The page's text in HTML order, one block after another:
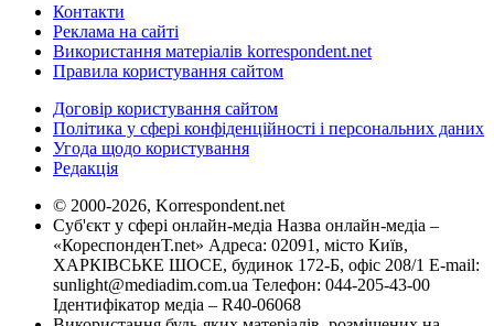
Контакти
Реклама на сайті
Використання матеріалів korrespondent.net
Правила користування сайтом
Договір користування сайтом
Політика у сфері конфіденційності і персональних даних
Угода щодо користування
Редакція
© 2000-2026, Korrespondent.net
Суб'єкт у сфері онлайн-медіа Назва онлайн-медіа –
«КореспонденТ.net» Адреса: 02091, місто Київ,
ХАРКІВСЬКЕ ШОСЕ, будинок 172-Б, офіс 208/1 E-mail:
sunlight@mediadim.com.ua Телефон: 044-205-43-00
Ідентифікатор медіа – R40-06068